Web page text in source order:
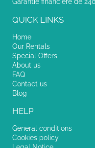
QUICK LINKS
Home
Our Rentals
Special Offers
About us
FAQ
Contact us
Blog
HELP
General conditions
Cookies policy